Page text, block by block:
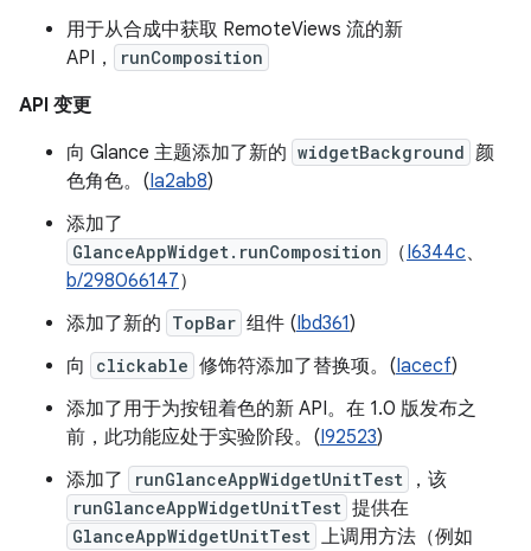
用于从合成中获取 RemoteViews 流的新
API，
runComposition
API 变更
向 Glance 主题添加了新的 widgetBackground 颜
色角色。(Ia2ab8)
添加了
GlanceAppWidget.runComposition （I6344c、
b/298066147）
添加了新的 TopBar 组件 (Ibd361)
向
clickable 修饰符添加了替换项。(Iacecf)
添加了用于为按钮着色的新 API。在 1.0 版发布之
前，此功能应处于实验阶段。(I92523)
添加了
runGlanceAppWidgetUnitTest ，该
runGlanceAppWidgetUnitTest 提供在
GlanceAppWidgetUnitTest 上调用方法（例如